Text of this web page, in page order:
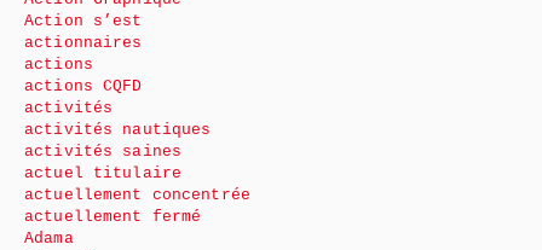
Action s’est
actionnaires
actions
actions CQFD
activités
activités nautiques
activités saines
actuel titulaire
actuellement concentrée
actuellement fermé
Adama